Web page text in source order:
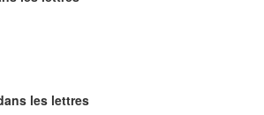
les lettres